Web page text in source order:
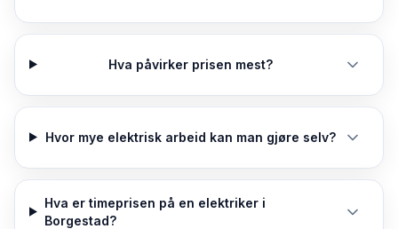
Hva påvirker prisen mest?
Hvor mye elektrisk arbeid kan man gjøre selv?
Hva er timeprisen på en elektriker i
Borgestad?